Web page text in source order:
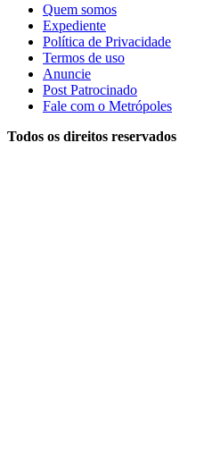
Quem somos
Expediente
Política de Privacidade
Termos de uso
Anuncie
Post Patrocinado
Fale com o Metrópoles
Todos os direitos reservados